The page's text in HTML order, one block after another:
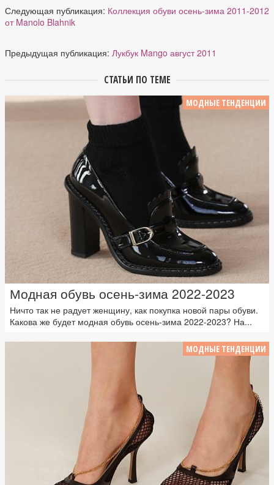
Следующая публикация: Коллекция обуви осень-зима 2011-2012
от Manolo Blahnik
Предыдущая публикация: Лукбук Mango август 2011
СТАТЬИ ПО ТЕМЕ
МОДНЫЕ ТЕНДЕНЦИИ
Модная обувь осень-зима 2022-2023
Ничто так не радует женщину, как покупка новой пары обуви.
Какова же будет модная обувь осень-зима 2022-2023? На...
МОДНЫЕ ТЕНДЕНЦИИ